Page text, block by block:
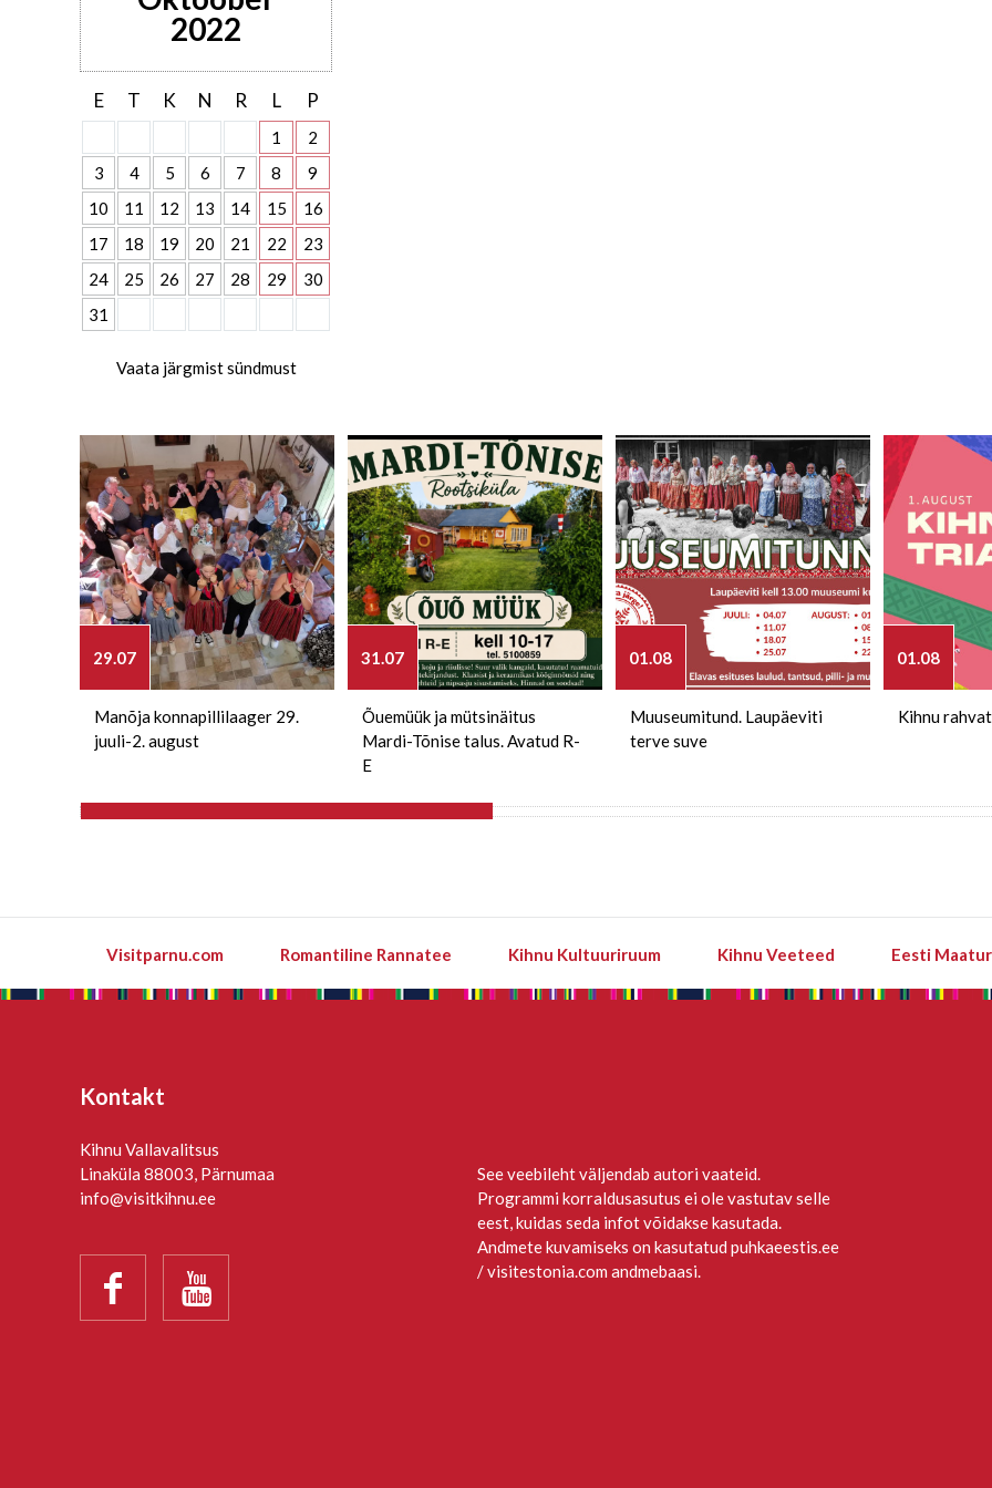
2022
E T K N R L P
1
2
3
4 5 6 7 8
9
10
11 12 13 14 15
16
17
18 19 20 21 22
23
24
25 26 27 28 29
30
31
Vaata järgmist sündmust
29.07
Manõja konnapillilaager 29.
juuli-2. august
31.07
Õuemüük ja mütsinäitus
Mardi-Tõnise talus. Avatud R-
E
01.08
Muuseumitund. Laupäeviti
terve suve
01.08
Kihnu
Visitparnu.com Romantiline Rannatee Kihnu Kultuuriruum Kihnu Veeteed Eesti
Kontakt
Kihnu Vallavalitsus
Linaküla 88003, Pärnumaa
info@visitkihnu.ee
 
See veebileht väljendab autori vaateid.
Programmi korraldusasutus ei ole vastutav selle
eest, kuidas seda infot võidakse kasutada.
Andmete kuvamiseks on kasutatud puhkaeestis.ee
/ visitestonia.com andmebaasi.